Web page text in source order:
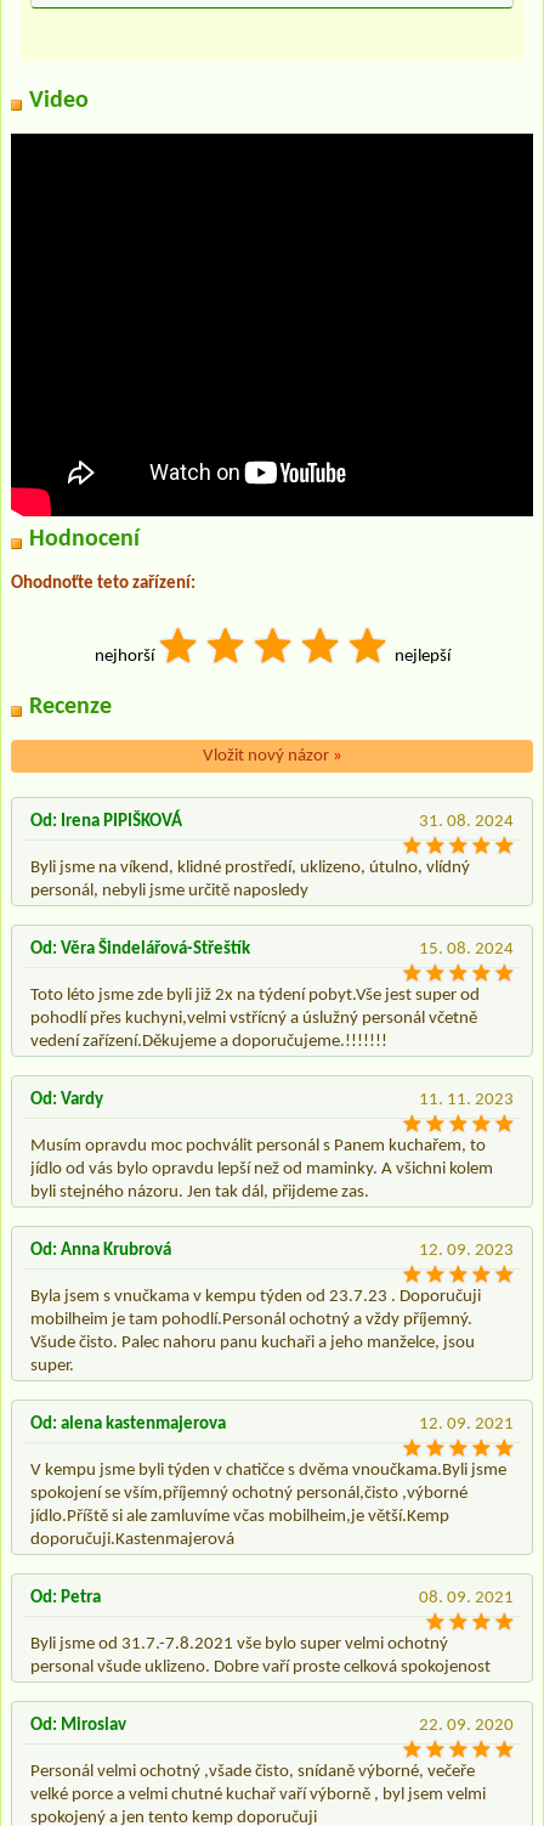
Video
Hodnocení
Ohodnoťte teto zařízení:
nejhorší nejlepší
Recenze
Vložit nový názor »
31. 08. 2024
Od: Irena PIPIŠKOVÁ
Byli jsme na víkend, klidné prostředí, uklizeno, útulno, vlídný
personál, nebyli jsme určitě naposledy
15. 08. 2024
Od: Věra Šindelářová-Střeštík
Toto léto jsme zde byli již 2x na týdení pobyt.Vše jest super od
pohodlí přes kuchyni,velmi vstřícný a úslužný personál včetně
vedení zařízení.Děkujeme a doporučujeme.!!!!!!!
11. 11. 2023
Od: Vardy
Musím opravdu moc pochválit personál s Panem kuchařem, to
jídlo od vás bylo opravdu lepší než od maminky. A všichni kolem
byli stejného názoru. Jen tak dál, přijdeme zas.
12. 09. 2023
Od: Anna Krubrová
Byla jsem s vnučkama v kempu týden od 23.7.23 . Doporučuji
mobilheim je tam pohodlí.Personál ochotný a vždy příjemný.
Všude čisto. Palec nahoru panu kuchaři a jeho manželce, jsou
super.
12. 09. 2021
Od: alena kastenmajerova
V kempu jsme byli týden v chatičce s dvěma vnoučkama.Byli jsme
spokojení se vším,příjemný ochotný personál,čisto ,výborné
jídlo.Příště si ale zamluvíme včas mobilheim,je větší.Kemp
doporučuji.Kastenmajerová
08. 09. 2021
Od: Petra
Byli jsme od 31.7.-7.8.2021 vše bylo super velmi ochotný
personal všude uklizeno. Dobre vaří proste celková spokojenost
22. 09. 2020
Od: Miroslav
Personál velmi ochotný ,všade čisto, snídaně výborné, večeře
velké porce a velmi chutné kuchař vaří výborně , byl jsem velmi
spokojený a jen tento kemp doporučuji